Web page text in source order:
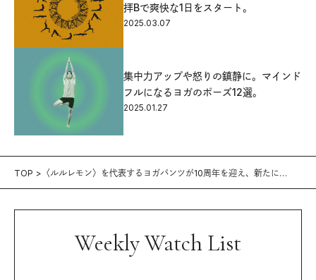
拝Bで爽快な1日をスタート。
2025.03.07
集中力アップや怒りの鎮静に。マインド
フルになるヨガのポーズ12選。
2025.01.27
TOP
〈ルルレモン〉を代表するヨガパンツが10周年を迎え、新たに
Weekly Watch List